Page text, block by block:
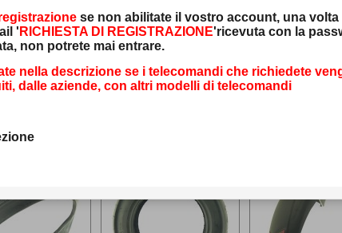
se non abilitate il vostro account, una
' RICHIESTA DI REGISTRAZIONE'ricevuta con la
non potrete mai entrare.
nella descrizione se i telecomandi che richiedete
dalle aziende, con altri modelli di telecomandi
€ 40,00 € 42,70 € 35,00
D'aria